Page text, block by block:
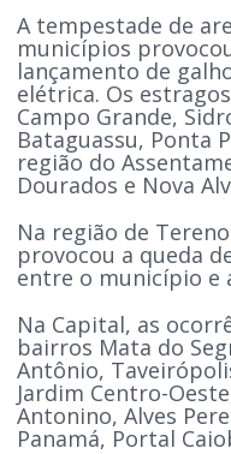
A tempestade de
municípios
lançamento de
elétrica. Os
Campo Grande,
Bataguassu, Ponta
região do
Dourados e Nova
Na região de
provocou a queda
entre o município e
Na Capital, as
bairros Mata do
Antônio,
Jardim Centro-
Antonino, Alves
Panamá, Portal